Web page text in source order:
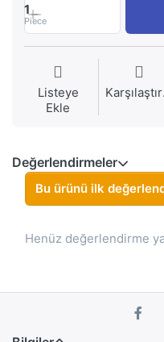
1
Piece
Listeye
Ekle
Değerlendirmeler
Bu ürünü ilk
Henüz değerlendirme